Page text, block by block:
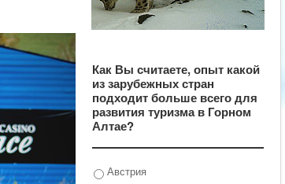
Как Вы считаете, опыт какой
из зарубежных стран
подходит больше всего для
развития туризма в Горном
Алтае?
Австрия